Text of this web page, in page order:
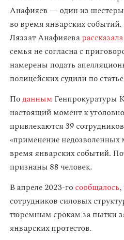
Анафияев — один из
во время январских
Ляззат Анафияеварассказала
семья не согласна с
намерены подать
полицейских судили по
Поданным Генпрокуратуры
настоящий момент к
привлекаются 39
«применение недозволенных
время январских событий.
признаны 88 человек.
В апреле 2023-госообщалось,
сотрудников силовых
тюремным срокам за пытки
январских протестов.